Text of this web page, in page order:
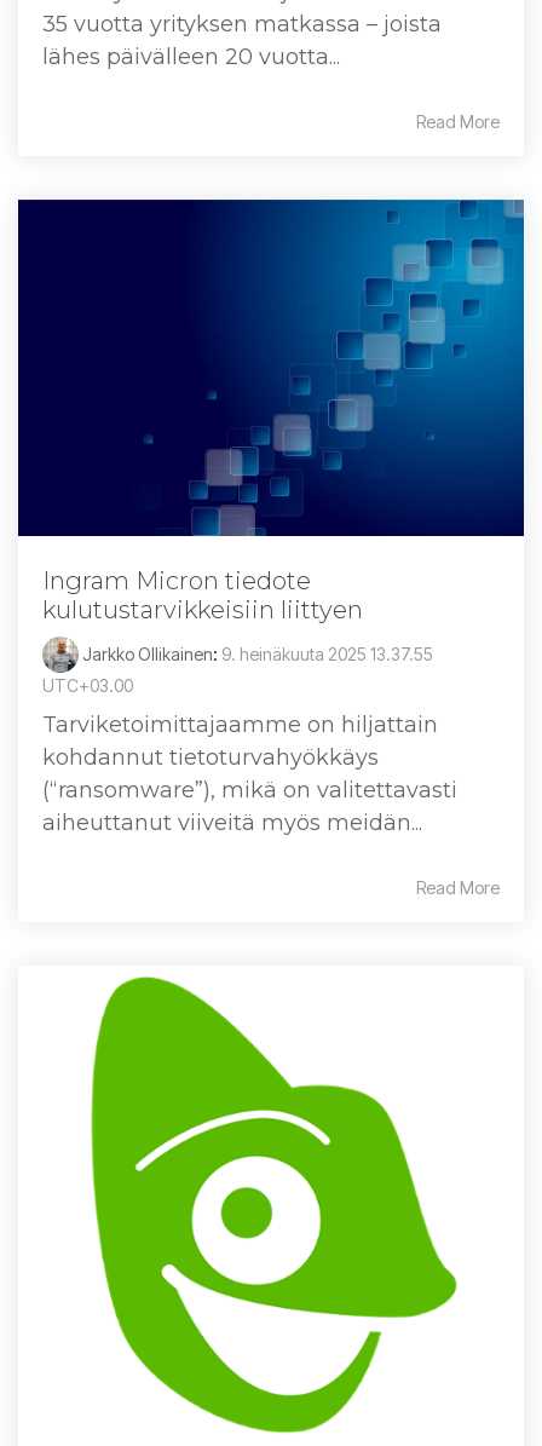
35 vuotta yrityksen matkassa – joista
lähes päivälleen 20 vuotta...
Read More
Ingram Micron tiedote
kulutustarvikkeisiin liittyen
Jarkko Ollikainen: 9. heinäkuuta 2025 13.37.55
UTC+03.00
Tarviketoimittajaamme on hiljattain
kohdannut tietoturvahyökkäys
(“ransomware”), mikä on valitettavasti
aiheuttanut viiveitä myös meidän...
Read More